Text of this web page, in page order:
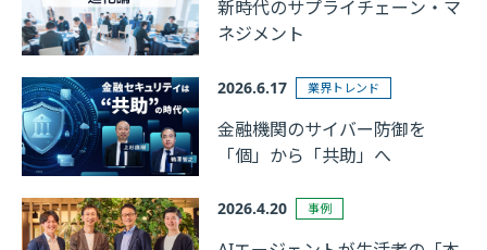
新時代のサプライチェーン・マ
ネジメント
2026.6.17 業界トレンド
金融機関のサイバー防御を
「個」から「共助」へ
2026.4.20 事例